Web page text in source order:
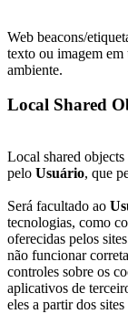
Web beacons/
texto ou imagem em
ambiente.
Local Shared
Local shared
pelo Usuário, que
Será facultado ao
tecnologias, como
oferecidas pelos
não funcionar
controles sobre os
aplicativos de
eles a partir dos